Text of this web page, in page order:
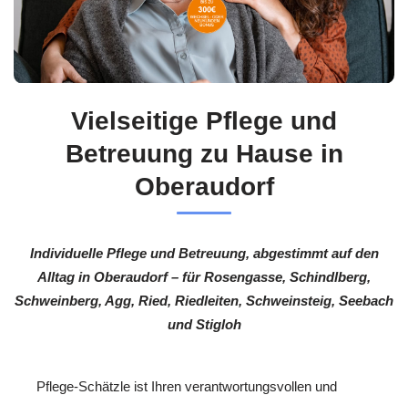
Vielseitige Pflege und
Betreuung zu Hause in
Oberaudorf
Individuelle Pflege und Betreuung, abgestimmt auf den
Alltag in Oberaudorf – für Rosengasse, Schindlberg,
Schweinberg, Agg, Ried, Riedleiten, Schweinsteig, Seebach
und Stigloh
Pflege-Schätzle ist Ihren verantwortungsvollen und